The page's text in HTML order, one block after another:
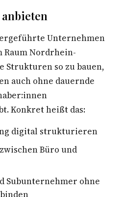
Unternehmen
Raum Nordrhein-
Strukturen so zu bauen,
auch ohne dauernde
Konkret heißt das:
digital strukturieren
Büro und
Subunternehmer ohne